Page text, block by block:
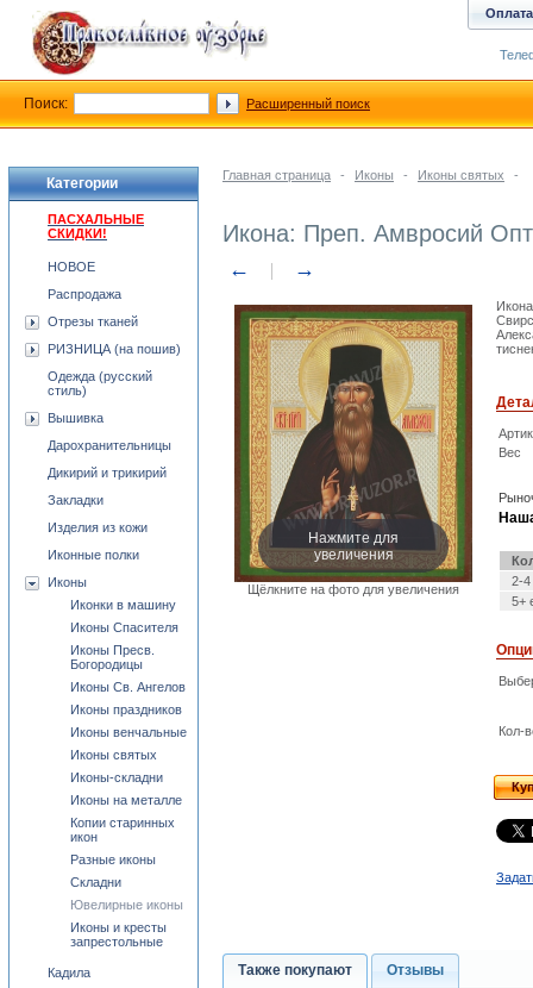
Главная страница - Иконы - Иконы святых -
Икона: Преп. Амвросий
← →
Нажмите для
увеличения
Щёлкните на фото для увеличения
Вес
2-4
5+
Кол-
Также покупают Отзывы
Категории
ПАСХАЛЬНЫЕ
СКИДКИ!
НОВОЕ
Распродажа
Отрезы тканей
РИЗНИЦА (на пошив)
Одежда (русский
стиль)
Вышивка
Дарохранительницы
Дикирий и трикирий
Закладки
Изделия из кожи
Иконные полки
Иконы
Иконки в машину
Иконы Спасителя
Иконы Пресв.
Богородицы
Иконы Св. Ангелов
Иконы праздников
Иконы венчальные
Иконы святых
Иконы-складни
Иконы на металле
Копии старинных
икон
Разные иконы
Складни
Ювелирные иконы
Иконы и кресты
запрестольные
Кадила
Оплата
Поиск: Расширенный поиск